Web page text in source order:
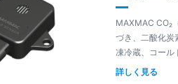
MAXMAC CO₂
づき、二酸化炭
凍冷蔵、コール
詳しく見る